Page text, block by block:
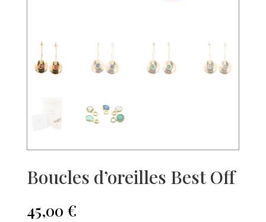
Boucles d’oreilles Best Off
45,00 €